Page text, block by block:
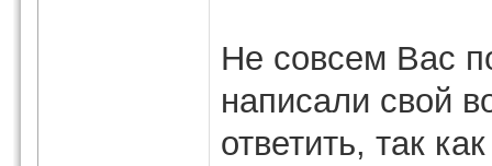
Не совсем Вас
написали свой
ответить, так